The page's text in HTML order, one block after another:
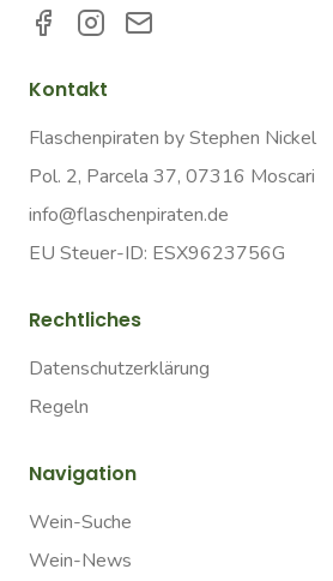
Kontakt
Flaschenpiraten by Stephen Nickel
Pol. 2, Parcela 37, 07316 Moscari
info@flaschenpiraten.de
EU Steuer-ID: ESX9623756G
Rechtliches
Datenschutzerklärung
Regeln
Navigation
Wein-Suche
Wein-News